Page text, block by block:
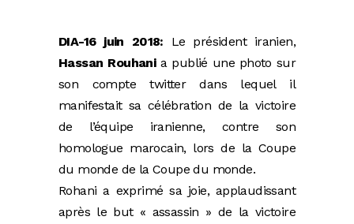
DIA-16 juin 2018: Le président iranien,
Hassan Rouhania publié une photo sur
son compte twitter dans lequel il
manifestait sa célébration de la victoire
de l’équipe iranienne, contre son
homologue marocain, lors de la Coupe
du monde de la Coupe du monde.
Rohani a exprimé sa joie, applaudissant
après le but « assassin » de la victoire